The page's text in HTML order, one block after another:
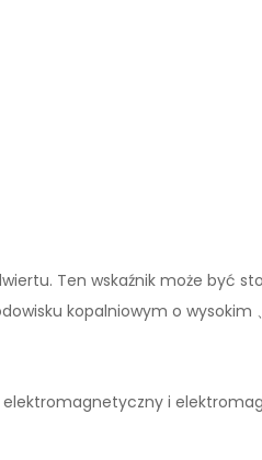
Ten wskaźnik może być
kopalniowym o wysokim
elektromagnetyczny i